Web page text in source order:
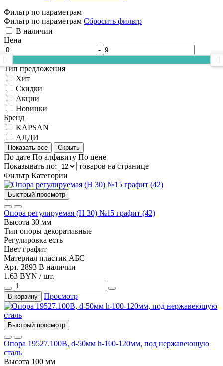
Фильтр по параметрам
Фильтр по параметрам Сбросить фильтр
В наличии
Цена
-
Тип предложения
Хит
Скидки
Акции
Новинки
Бренд
KAPSAN
АЛДИ
Показать все Скрыть
По дате По алфавиту По цене
Показывать по:
товаров на странице
Фильтр Категории
Быстрый просмотр
Опора регулируемая (Н 30) №15 графит (42)
Высота 30 мм
Тип опоры декоративные
Регулировка есть
Цвет графит
Материал пластик АБС
Арт. 2893 В наличии
1.63 BYN / шт.
В корзину Просмотр
Быстрый просмотр
Опора 19527.100В, d-50мм h-100-120мм, под нержавеющую
сталь
Высота 100 мм